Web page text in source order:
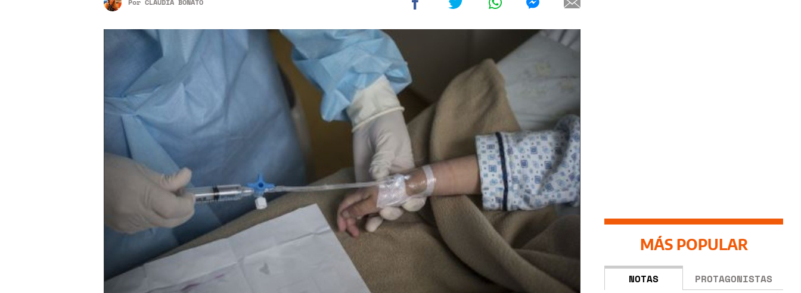
Por CLAUDIA BONATO
MÁS POPULAR
NOTAS PROTAGONISTAS